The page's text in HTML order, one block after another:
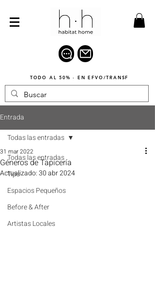
TODO AL 50% · EN EFVO/TRANSF
Entrada
Todas las entradas
Tips
Espacios Pequeños
Before & After
Artistas Locales
Todas las entradas
Géneros de Tapicería
31 mar 2022
Actualizado:30 abr 2024